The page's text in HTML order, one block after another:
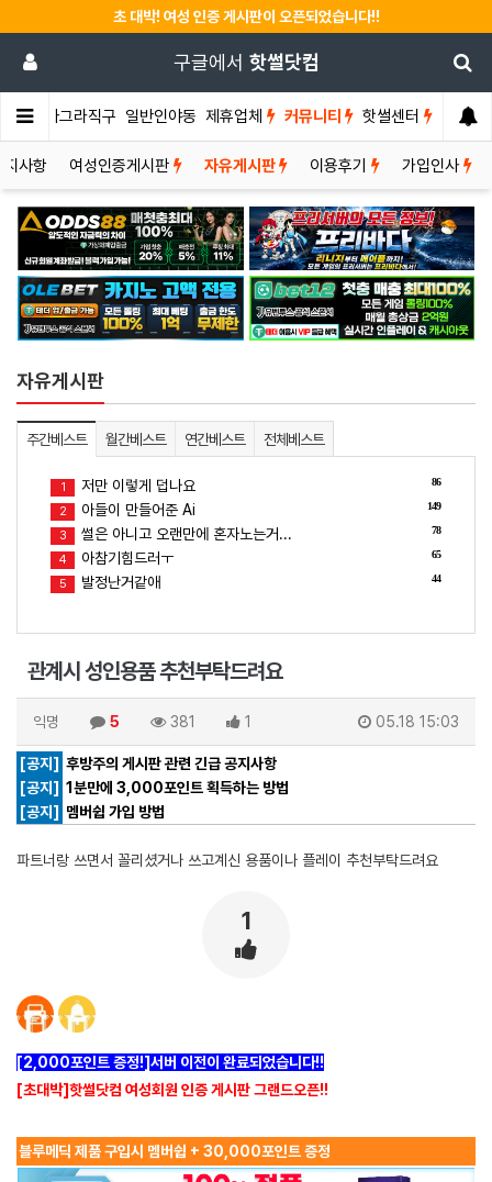
초 대박! 여성 인증 게시판이 오픈되었습니다!!
구글에서 핫썰닷컴
비아그라직구 일반인야동 제휴업체 커뮤니티 핫썰센터
지사항 여성인증게시판 자유게시판 이용후기 가입인사
자유게시판
주간베스트 월간베스트 연간베스트 전체베스트
86
1 저만 이렇게 덥나요
149
2 아들이 만들어준 Ai
78
3 썰은 아니고 오랜만에 혼자노는거...
65
4 아참기힘드러ㅜ
44
5 발정난거같애
관계시 성인용품 추천부탁드려요
익명 5 381 1 05.18 15:03
[공지] 후방주의 게시판 관련 긴급 공지사항
[공지] 1분만에 3,000포인트 획득하는 방법
[공지]
멤버쉽 가입 방법
파트너랑 쓰면서 꼴리셨거나 쓰고계신 용품이나 플레이 추천부탁드려요
1
[2,000포인트 증정!]서버 이전이 완료되었습니다!!
[초대박]핫썰닷컴 여성회원 인증 게시판 그랜드오픈!!
블루메딕 제품 구입시 멤버쉽 + 30,000포인트 증정